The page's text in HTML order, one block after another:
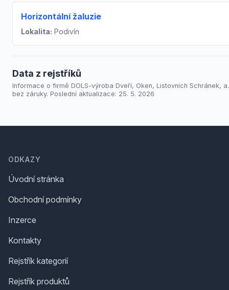
Horizontální žaluzie
Lokalita: Podivín
Data z rejstříků
Informace o firmě DOLS-výroba Dveří, Oken, Listovních Schránek,
bez záruky. Poslední aktualizace: 25. 5. 2026
ODKAZY
Úvodní stránka
Obchodní podmínky
Inzerce
Kontakty
Rejstřík kategorií
Rejstřík produktů